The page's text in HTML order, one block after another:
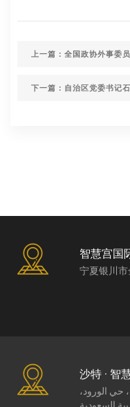
上一篇：全国政协外事委
下一篇：自治区党委书记
智慧宫国
宁夏银川
沙特 · 智
طريق الملك عبد العزيز7430، حي الورود،